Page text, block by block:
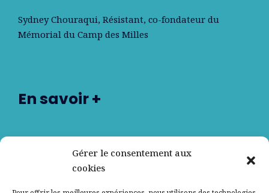
Gérer le consentement aux
cookies
Sydney Chouraqui, Résistant, co-fondateur du
Mémorial du Camp des Milles
En savoir +
Nos partenaires